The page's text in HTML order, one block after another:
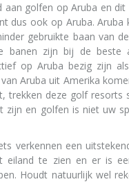
aan golfen op Aruba en
dus ook op Aruba.
gebruikte baan van
banen zijn bij de beste
op Aruba bezig zijn
Aruba uit Amerika
trekken deze golf resorts
zijn en golfen is niet uw
verkennen een
eiland te zien en er is
Houdt natuurlijk wel